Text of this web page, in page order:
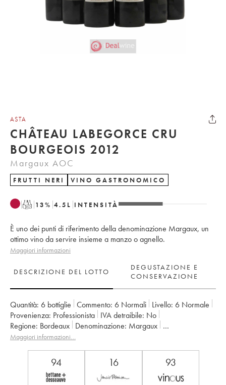
ASTA
CHÂTEAU LABEGORCE CRU
BOURGEOIS 2012
Margaux AOC
FRUTTI NERI VINO GASTRONOMICO
T 13% 4.5 L INTENSITÀ
È uno dei punti di riferimento della denominazione Margaux, un
ottimo vino da servire insieme a manzo o agnello.
Maggiori informazioni
DESCRIZIONE DEL LOTTO
DEGUSTAZIONE E
CONSERVAZIONE
Quantità: 6 bottiglie Commento: 6 Normali Livello: 6 Normale
Provenienza:
professionista IVA detraibile:
no
Regione:
Bordeaux Denominazione:
Margaux
Classificazione:
Cru Bourgeois
Maggiori informazioni…
94 16 93